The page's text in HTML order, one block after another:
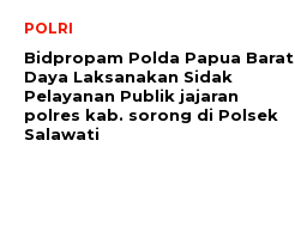
POLRI
Bidpropam Polda Papua Barat
Daya Laksanakan Sidak
Pelayanan Publik jajaran
polres kab. sorong di Polsek
Salawati